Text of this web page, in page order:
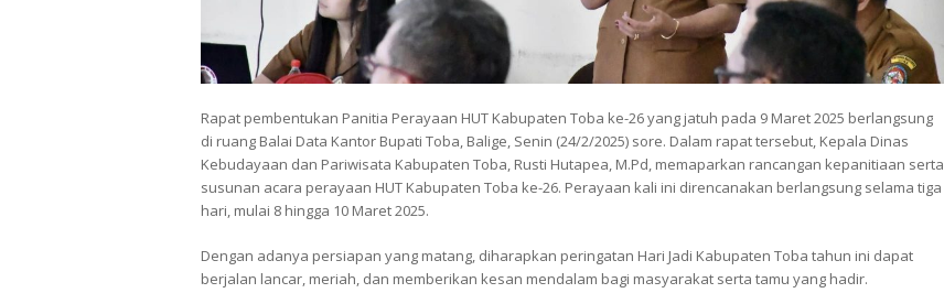
Rapat pembentukan Panitia Perayaan HUT Kabupaten Toba ke-26 yang jatuh pada 9 Maret 2025 berlangsung
di ruang Balai Data Kantor Bupati Toba, Balige, Senin (24/2/2025) sore. Dalam rapat tersebut, Kepala Dinas
Kebudayaan dan Pariwisata Kabupaten Toba, Rusti Hutapea, M.Pd, memaparkan rancangan kepanitiaan serta
susunan acara perayaan HUT Kabupaten Toba ke-26. Perayaan kali ini direncanakan berlangsung selama tiga
hari, mulai 8 hingga 10 Maret 2025.
Dengan adanya persiapan yang matang, diharapkan peringatan Hari Jadi Kabupaten Toba tahun ini dapat
berjalan lancar, meriah, dan memberikan kesan mendalam bagi masyarakat serta tamu yang hadir.